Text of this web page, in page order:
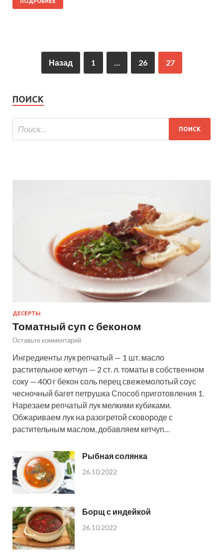
Назад 1 … 26 27
ПОИСК
ДЕСЕРТЫ
Томатный суп с беконом
Оставьте комментарий
Ингредиенты лук репчатый — 1 шт. масло
растительное кетчуп — 2 ст. л. томаты в собственном
соку — 400 г бекон соль перец свежемолотый соус
чесночный багет петрушка Способ приготовления 1.
Нарезаем репчатый лук мелкими кубиками.
Обжариваем лук на разогретой сковороде с
растительным маслом, добавляем кетчуп…
Рыбная солянка
26.10.2022
Борщ с индейкой
26.10.2022